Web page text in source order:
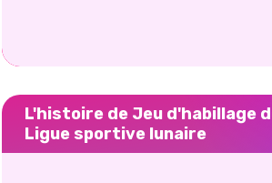
L'histoire de Jeu d'habillage
Ligue sportive lunaire